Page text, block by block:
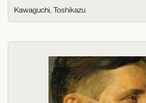
Kawaguchi, Toshikazu